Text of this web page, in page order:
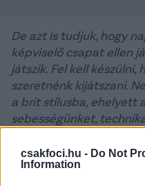
csakfoci.hu - Do Not
Information
De azt is tudjuk, hogy
képviselő csapat ellen
játszik. Fel kell készülni,
szeretnénk kijátszani.
a brit stílusba, ehelyett
sebességünket,
benne, hogy az EL-
Hajnal.